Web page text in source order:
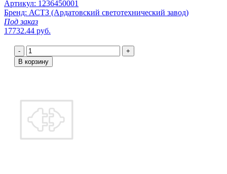
Артикул: 1236450001
Бренд: АСТЗ (Ардатовский светотехнический завод)
Под заказ
17732.44 руб.
-
+
В корзину